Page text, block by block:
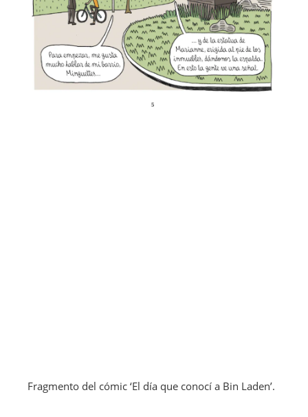
Fragmento del cómic ‘El día que conocí a Bin Laden’.